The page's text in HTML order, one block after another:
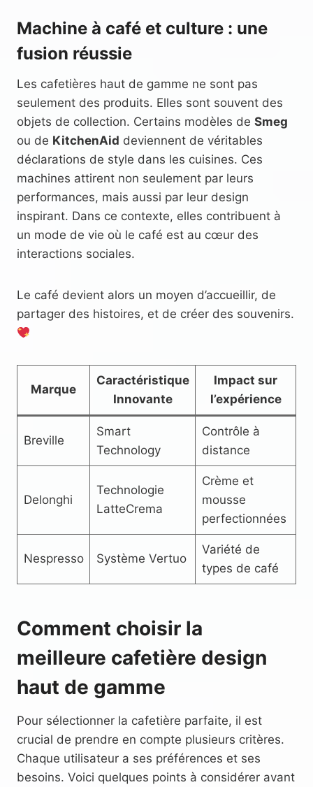
Machine à café et culture : une
fusion réussie
Les cafetières haut de gamme ne sont pas
seulement des produits. Elles sont souvent des
objets de collection. Certains modèles de Smeg
ou de KitchenAid deviennent de véritables
déclarations de style dans les cuisines. Ces
machines attirent non seulement par leurs
performances, mais aussi par leur design
inspirant. Dans ce contexte, elles contribuent à
un mode de vie où le café est au cœur des
interactions sociales.
Le café devient alors un moyen d’accueillir, de
partager des histoires, et de créer des souvenirs.
Marque
Caractéristique
Innovante
Impact sur
l’expérience
Breville
Smart
Technology
Contrôle à
distance
Delonghi
Technologie
LatteCrema
Crème et
mousse
perfectionnées
Nespresso Système Vertuo
Variété de
types de café
Comment choisir la
meilleure cafetière design
haut de gamme
Pour sélectionner la cafetière parfaite, il est
crucial de prendre en compte plusieurs critères.
Chaque utilisateur a ses préférences et ses
besoins. Voici quelques points à considérer avant